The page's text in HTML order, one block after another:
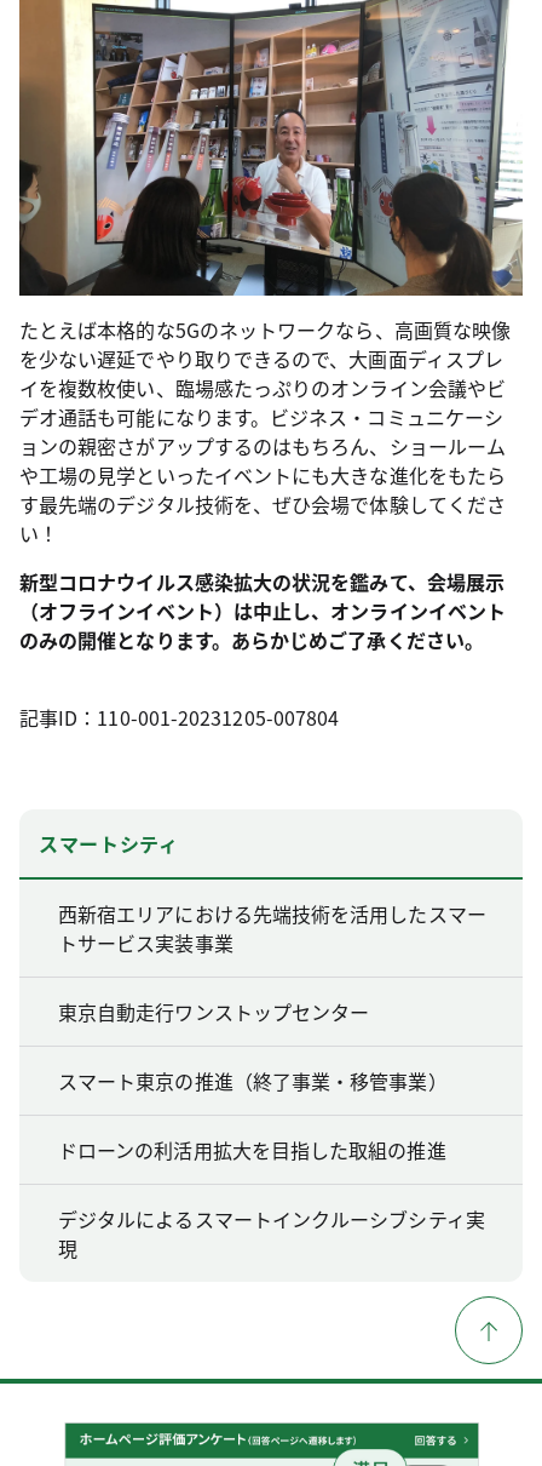
たとえば本格的な5Gのネットワークなら、高画質な映像
を少ない遅延でやり取りできるので、大画面ディスプレ
イを複数枚使い、臨場感たっぷりのオンライン会議やビ
デオ通話も可能になります。ビジネス・コミュニケーシ
ョンの親密さがアップするのはもちろん、ショールーム
や工場の見学といったイベントにも大きな進化をもたら
す最先端のデジタル技術を、ぜひ会場で体験してくださ
い！
新型コロナウイルス感染拡大の状況を鑑みて、会場展示
（オフラインイベント）は中止し、オンラインイベント
のみの開催となります。あらかじめご了承ください。
記事ID：110-001-20231205-007804
スマートシティ
西新宿エリアにおける先端技術を活用したスマー
トサービス実装事業
東京自動走行ワンストップセンター
スマート東京の推進（終了事業・移管事業）
ドローンの利活用拡大を目指した取組の推進
デジタルによるスマートインクルーシブシティ実
現